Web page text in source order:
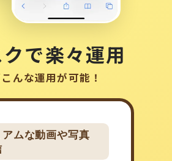
で楽々運用
んな運用が可能！
ムな動画や写真